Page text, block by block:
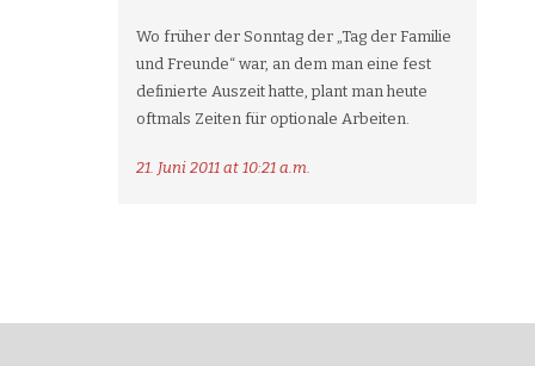
Wo früher der Sonntag der „Tag der Familie
und Freunde“ war, an dem man eine fest
definierte Auszeit hatte, plant man heute
oftmals Zeiten für optionale Arbeiten.
21. Juni 2011 at 10:21 a.m.